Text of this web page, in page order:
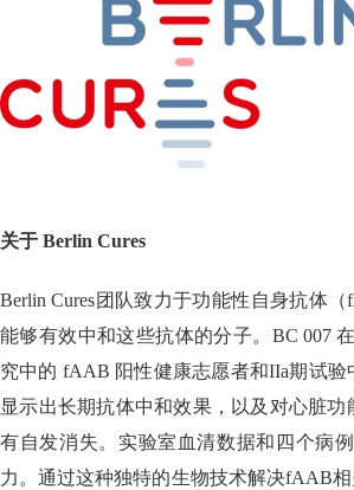
关于 Berlin Cures
Berlin Cures团队致力于功能性自身抗体
能够有效中和这些抗体的分子。BC 007
究中的 fAAB 阳性健康志愿者和IIa期试
显示出长期抗体中和效果，以及对心脏
有自发消失。实验室血清数据和四个病
力。通过这种独特的生物技术解决fAAB